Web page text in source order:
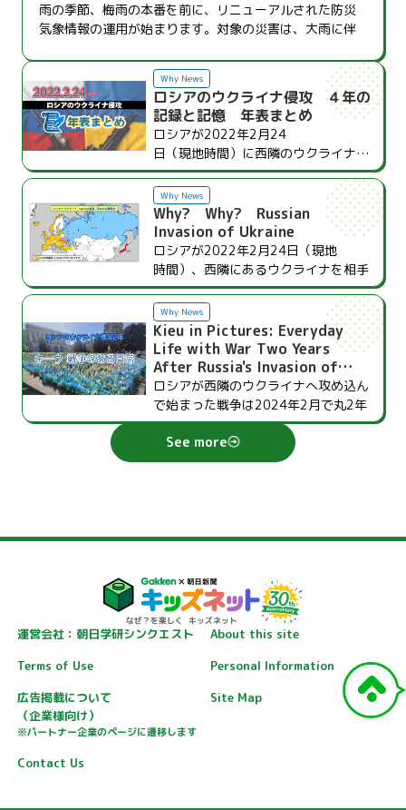
雨の季節、 梅雨の本番を前に、リニューアルされた防災
気象情報の運用が始まります。 対象の災害は、 大雨に伴
４つ。警報・注意報として、発生しそうな災害の危険度
と、いま取るべき行動の目安をセットにして
するこ
とで、避難などの判断がしやすくなりました。新
しい
警報・注意報の仕組 みを紹介します。新しい防災
情報は2026年５月 29日 からのスタートです。
Why News
ロシアのウクライナ侵攻 ４年の
記録と記憶 年表まとめ
ロシアが2022年2 月24
日 （現地時間）に西隣のウクライナに
攻め込んで丸３年が経ちました。日本
からできることは
られていますが、
ウクライナの人々 を思うこと、記録す
ること、記憶することは、 を繰り
返さないために大切です。この戦争
関連してここまでのウクライナ、ロシ
ア、国際社会の主な動きを年表形式で
まとめていきます。ただ、ここに記し
きれない絶え間のない戦闘と、ミサイ
ルや無人機（ドローン）による攻撃
で、日々、犠牲が 出続けていることも
覚えておきたいです。（2025年2
月24日公開、随時更新）
Why News
Why? Why? Russian
Invasion of Ukraine
ロシアが2022年2月24日 （現地
時間）、 西隣にあるウクライナを相手
に戦争を始めました。ウクライナの街
はミサイルや
（ドローン）攻撃
で壊され、一般市民が犠牲になってい
ます。犠牲者には 子どももいます。た
くさんのウクライナの人々が、外国
避難しています。どうしてこんな悲し
いことが起こっているのか。みんなに
分かるように、ウクライナ研究の
専門家 、岡部芳彦 教
ました。（2022年3月4
Why News
Kieu in Pictures: Everyday
Life with War Two Years
After Russia's Invasion of
Ukraine
ロシアが西隣のウクライナへ攻め込ん
で始まった戦争は2024年2月で丸2年
がたちました。ウクライナの人々は、
戦争をしていることを 日常
入れながら、毎日を暮らしていかなく
訪問。キーウはウクライナの中央部に
東南部の地域 べると
環境です。公園には戦争での
名前が書かれた 国旗が並び、
空襲警報 が鳴ることもありますが、そ
コンサートもあります。そんな戦争の
の様子を、 写真
と
ともにレポートしてもらいました。
See more
運営会社：朝日学研シンクエスト
About this site
Terms of Use
Personal Information
広告掲載について
（企業様向け）
※パートナー企業のページに遷移します
Site Map
Contact Us